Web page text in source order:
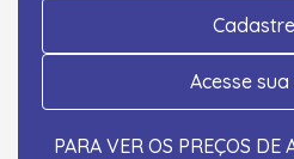
Acesse
PARA VER OS PREÇOS DE